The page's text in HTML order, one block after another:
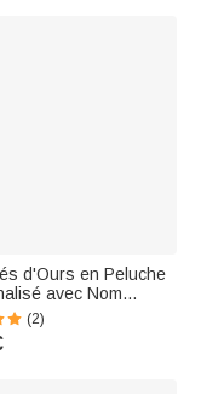
d'Ours en Peluche
avec Nom
Fête Prénatale
Fille Garçon
(2)